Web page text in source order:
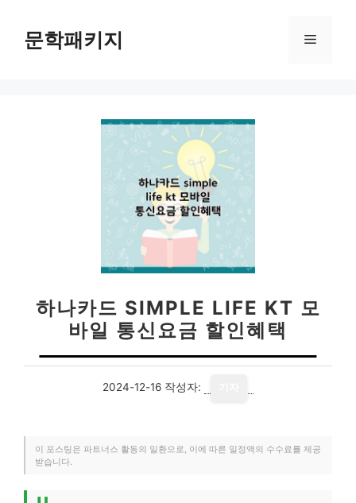
문학패키지 메
하나카드 SIMPLE LIFE KT 모
바일 통신요금 할인혜택
2024-12-16 작성자:
이 포스팅은 파트너스 활동의 일환으로, 이에 따른 일정액의 수수료를 제공
받습니다.